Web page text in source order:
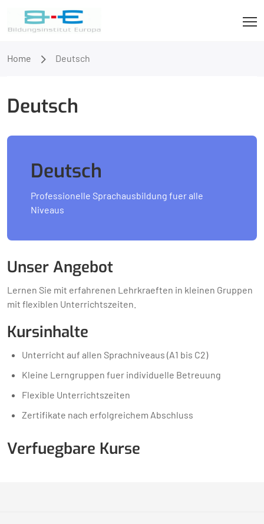
Home Deutsch
Deutsch
Deutsch
Professionelle Sprachausbildung fuer alle
Niveaus
Unser Angebot
Lernen Sie mit erfahrenen Lehrkraeften in kleinen Gruppen
mit flexiblen Unterrichtszeiten.
Kursinhalte
Unterricht auf allen Sprachniveaus (A1 bis C2)
Kleine Lerngruppen fuer individuelle Betreuung
Flexible Unterrichtszeiten
Zertifikate nach erfolgreichem Abschluss
Verfuegbare Kurse